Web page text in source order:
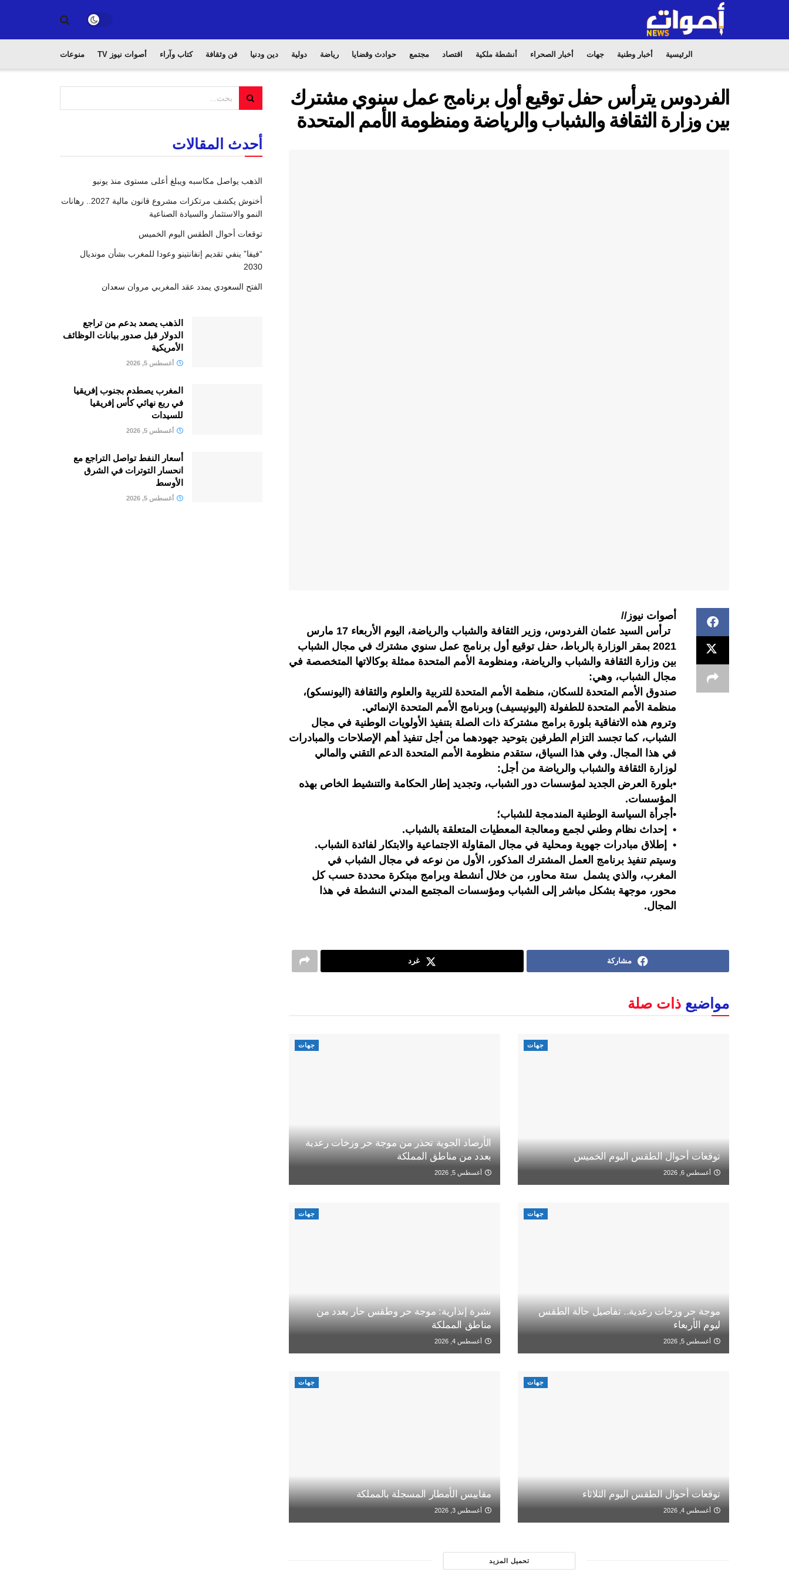
الرئيسية أخبار وطنية جهات أخبار الصحراء أنشطة ملكية اقتصاد مجتمع حوادث وقضايا رياضة دولية دين ودنيا فن وثقافة كتاب وآراء أصوات نيوز TV منوعات
الفردوس يترأس حفل توقيع أول برنامج عمل سنوي مشترك
بين وزارة الثقافة والشباب والرياضة ومنظومة الأمم المتحدة
أصوات نيوز//
ترأس السيد عثمان الفردوس، وزير الثقافة والشباب والرياضة، اليوم الأربعاء 17 مارس
2021 بمقر الوزارة بالرباط، حفل توقيع أول برنامج عمل سنوي مشترك في مجال الشباب
بين وزارة الثقافة والشباب والرياضة، ومنظومة الأمم المتحدة ممثلة بوكالاتها المتخصصة في
مجال الشباب، وهي:
صندوق الأمم المتحدة للسكان، منظمة الأمم المتحدة للتربية والعلوم والثقافة (اليونسكو)،
منظمة الأمم المتحدة للطفولة (اليونيسيف) وبرنامج الأمم المتحدة الإنمائي.
وتروم هذه الاتفاقية بلورة برامج مشتركة ذات الصلة بتنفيذ الأولويات الوطنية في مجال
الشباب، كما تجسد التزام الطرفين بتوحيد جهودهما من أجل تنفيذ أهم الإصلاحات والمبادرات
في هذا المجال. وفي هذا السياق، ستقدم منظومة الأمم المتحدة الدعم التقني والمالي
لوزارة الثقافة والشباب والرياضة من أجل:
•بلورة العرض الجديد لمؤسسات دور الشباب، وتجديد إطار الحكامة والتنشيط الخاص بهذه
المؤسسات.
•أجرأة السياسة الوطنية المندمجة للشباب؛
• إحداث نظام وطني لجمع ومعالجة المعطيات المتعلقة بالشباب.
• إطلاق مبادرات جهوية ومحلية في مجال المقاولة الاجتماعية والابتكار لفائدة الشباب.
وسيتم تنفيذ برنامج العمل المشترك المذكور، الأول من نوعه في مجال الشباب في
المغرب، والذي يشمل ستة محاور، من خلال أنشطة وبرامج مبتكرة محددة حسب كل
محور، موجهة بشكل مباشر إلى الشباب ومؤسسات المجتمع المدني النشطة في هذا
المجال.
مشاركة غرد
مواضيع ذات صلة
جهات
توقعات أحوال الطقس اليوم الخميس
أغسطس 6, 2026
جهات
الأرصاد الجوية تحذر من موجة حر وزخات رعدية
بعدد من مناطق المملكة
أغسطس 5, 2026
جهات
موجة حر وزخات رعدية.. تفاصيل حالة الطقس
ليوم الأربعاء
أغسطس 5, 2026
جهات
نشرة إنذارية: موجة حر وطقس حار بعدد من
مناطق المملكة
أغسطس 4, 2026
جهات
توقعات أحوال الطقس اليوم الثلاثاء
أغسطس 4, 2026
جهات
مقاييس الأمطار المسجلة بالمملكة
أغسطس 3, 2026
تحميل المزيد
أحدث المقالات
الذهب يواصل مكاسبه ويبلغ أعلى مستوى منذ يونيو
أخنوش يكشف مرتكزات مشروع قانون مالية 2027.. رهانات
النمو والاستثمار والسيادة الصناعية
توقعات أحوال الطقس اليوم الخميس
“فيفا” ينفي تقديم إنفانتينو وعودا للمغرب بشأن مونديال
2030
الفتح السعودي يمدد عقد المغربي مروان سعدان
الذهب يصعد بدعم من تراجع
الدولار قبل صدور بيانات الوظائف
الأمريكية
أغسطس 5, 2026
المغرب يصطدم بجنوب إفريقيا
في ربع نهائي كأس إفريقيا
للسيدات
أغسطس 5, 2026
أسعار النفط تواصل التراجع مع
انحسار التوترات في الشرق
الأوسط
أغسطس 5, 2026